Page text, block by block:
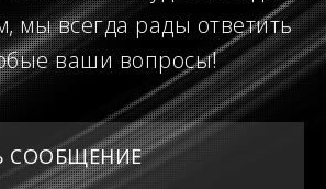
мы всегда рады ответить
ваши вопросы!
СООБЩЕНИЕ